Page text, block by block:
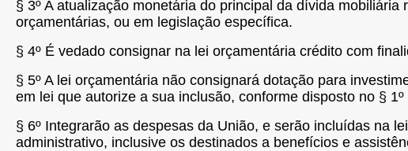
§ 3º A atualização monetária do principal da dívida
orçamentárias, ou em legislação específica.
§ 4º É vedado consignar na lei orçamentária crédito com
§ 5º A lei orçamentária não consignará dotação para
em lei que autorize a sua inclusão, conforme disposto no §
§ 6º Integrarão as despesas da União, e serão incluídas na
administrativo, inclusive os destinados a benefícios e